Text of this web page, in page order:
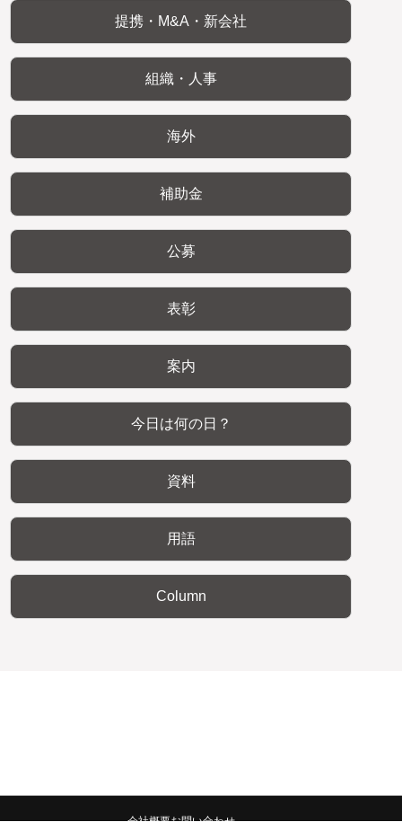
提携・M&A・新会社
組織・人事
海外
補助金
公募
表彰
案内
今日は何の日？
資料
用語
Column